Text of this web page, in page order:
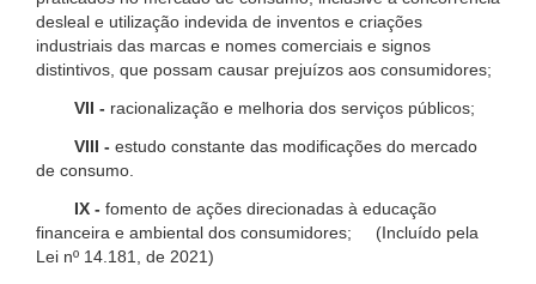
desleal e utilização indevida de inventos e criações
industriais das marcas e nomes comerciais e signos
distintivos, que possam causar prejuízos aos consumidores;
VII - racionalização e melhoria dos serviços públicos;
VIII - estudo constante das modificações do mercado
de consumo.
IX - fomento de ações direcionadas à educação
financeira e ambiental dos consumidores; (Incluído pela
Lei nº 14.181, de 2021)